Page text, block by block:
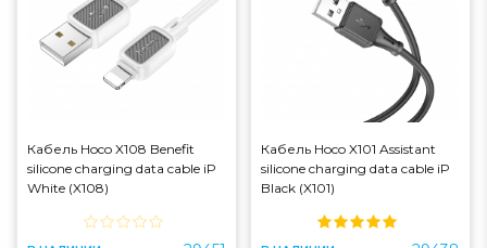
Кабель Hoco X108 Benefit
silicone charging data cable iP
White (X108)
Кабель Hoco X101 Assistant
silicone charging data cable iP
Black (X101)